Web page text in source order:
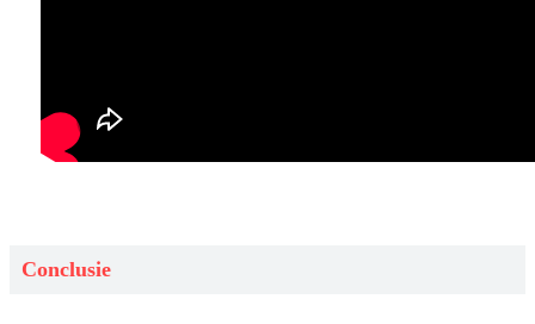
Conclusie